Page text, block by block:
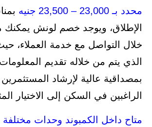
محدد بـ 23,000 – 23,500 جنيه
الإطلاق، ويوجد خصم لونش يمكنك
خلال التواصل مع خدمة العملاء،
الذي يتم من خلاله تقديم
بمصداقية عالية لإرشاد المستثمرين
الراغبين في السكن إلى الاختيار
متاح داخل الكمبوند وحدات